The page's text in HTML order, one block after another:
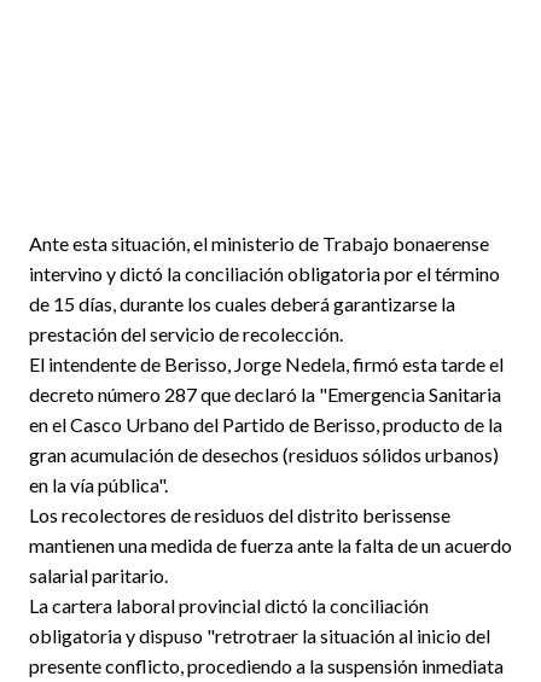
Ante esta situación, el ministerio de Trabajo bonaerense
intervino y dictó la conciliación obligatoria por el término
de 15 días, durante los cuales deberá garantizarse la
prestación del servicio de recolección.
El intendente de Berisso, Jorge Nedela, firmó esta tarde el
decreto número 287 que declaró la "Emergencia Sanitaria
en el Casco Urbano del Partido de Berisso, producto de la
gran acumulación de desechos (residuos sólidos urbanos)
en la vía pública".
Los recolectores de residuos del distrito berissense
mantienen una medida de fuerza ante la falta de un acuerdo
salarial paritario.
La cartera laboral provincial dictó la conciliación
obligatoria y dispuso "retrotraer la situación al inicio del
presente conflicto, procediendo a la suspensión inmediata